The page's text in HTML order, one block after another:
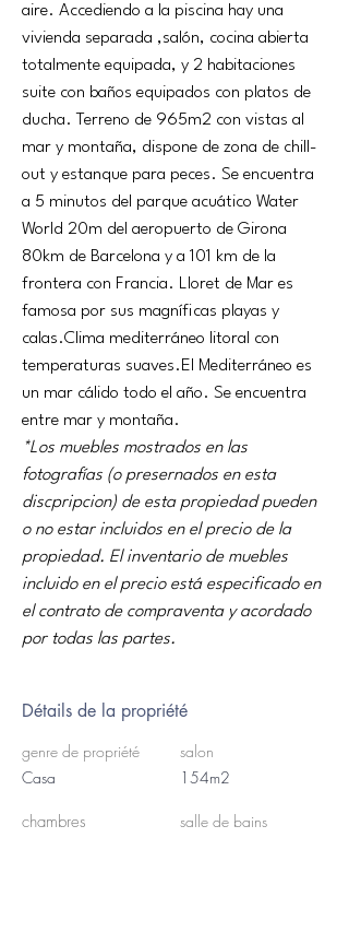
aire. Accediendo a la piscina hay una
vivienda separada ,salón, cocina abierta
totalmente equipada, y 2 habitaciones
suite con baños equipados con platos de
ducha. Terreno de 965m2 con vistas al
mar y montaña, dispone de zona de chill-
out y estanque para peces. Se encuentra
a 5 minutos del parque acuático Water
World 20m del aeropuerto de Girona
80km de Barcelona y a 101 km de la
frontera con Francia. Lloret de Mar es
famosa por sus magníficas playas y
calas.Clima mediterráneo litoral con
temperaturas suaves.El Mediterráneo es
un mar cálido todo el año. Se encuentra
entre mar y montaña.
*Los muebles mostrados en las
fotografías (o presernados en esta
discpripcion) de esta propiedad pueden
o no estar incluidos en el precio de la
propiedad. El inventario de muebles
incluido en el precio está especificado en
el contrato de compraventa y acordado
por todas las partes.
Détails de la propriété
genre de propriété
Casa
chambres
salon
154m2
salle de bains